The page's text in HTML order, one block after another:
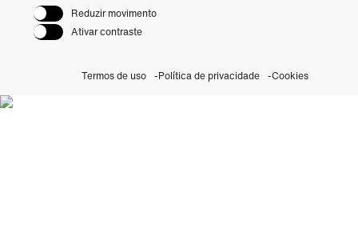
Reduzir movimento
Ativar contraste
Termos de uso Política de privacidade Cookies